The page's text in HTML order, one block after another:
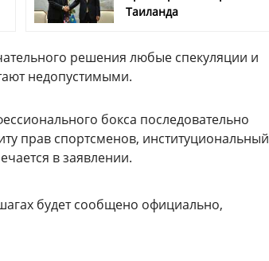
Таиланда
решения любые спекуляции и
недопустимыми.
бокса последовательно
прав спортсменов, институциональный
в заявлении.
будет сообщено официально,